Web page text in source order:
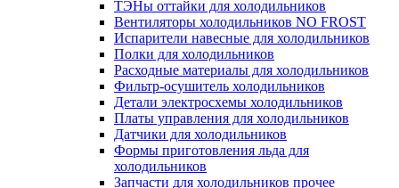
ТЭНы оттайки для холодильников
Вентиляторы холодильников NO FROST
Испарители навесные для холодильников
Полки для холодильников
Расходные материалы для холодильников
Фильтр-осушитель холодильников
Детали электросхемы холодильников
Платы управления для холодильников
Датчики для холодильников
Формы приготовления льда для
холодильников
Запчасти для холодильников прочее